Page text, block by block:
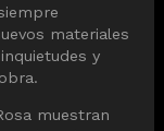
materiales
y
muestran